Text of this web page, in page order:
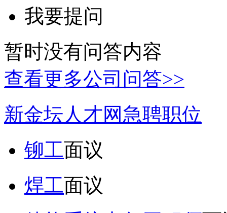
我要提问
暂时没有问答内容
查看更多公司问答>>
新金坛人才网急聘职位
铆工面议
焊工面议